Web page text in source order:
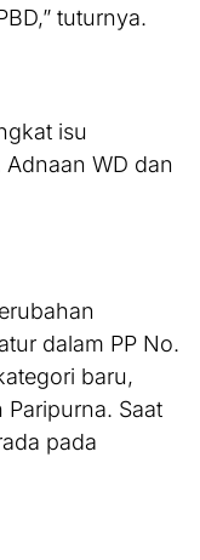
tuturnya.
isu
Adnaan WD dan
dalam PP No.
baru,
Saat
pada